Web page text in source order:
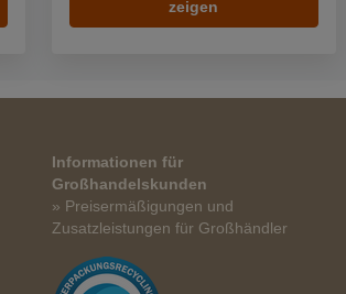
zeigen
Informationen für
Großhandelskunden
» Preisermäßigungen und
Zusatzleistungen für Großhändler